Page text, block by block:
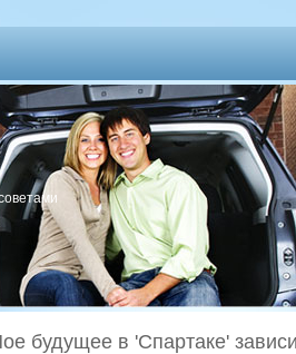
будущее в 'Спартаке'